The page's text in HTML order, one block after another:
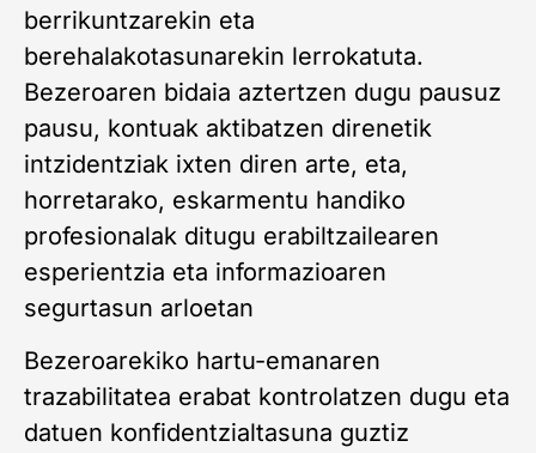
berrikuntzarekin eta
berehalakotasunarekin lerrokatuta.
Bezeroaren bidaia aztertzen dugu pausuz
pausu, kontuak aktibatzen direnetik
intzidentziak ixten diren arte, eta,
horretarako, eskarmentu handiko
profesionalak ditugu erabiltzailearen
esperientzia eta informazioaren
segurtasun arloetan
Bezeroarekiko hartu-emanaren
trazabilitatea erabat kontrolatzen dugu eta
datuen konfidentzialtasuna guztiz